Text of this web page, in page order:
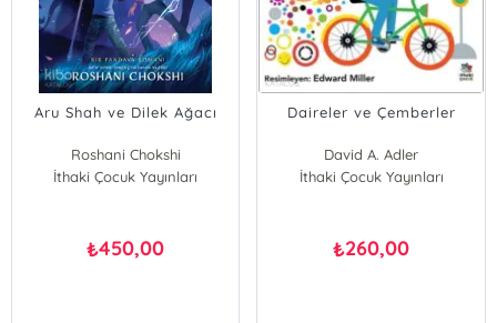
Aru Shah ve Dilek Ağacı
Roshani Chokshi
İthaki Çocuk Yayınları
₺450,00
Daireler ve Çemberler
David A. Adler
İthaki Çocuk Yayınları
₺260,00